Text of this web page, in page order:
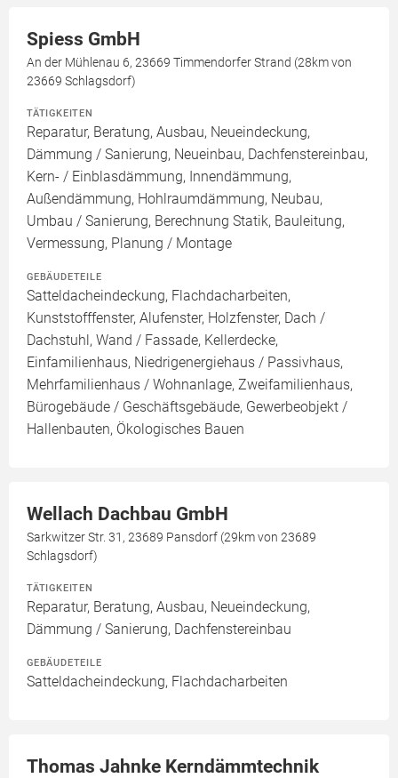
Spiess GmbH
An der Mühlenau 6, 23669 Timmendorfer Strand (28km von
23669 Schlagsdorf)
TÄTIGKEITEN
Reparatur, Beratung, Ausbau, Neueindeckung,
Dämmung / Sanierung, Neueinbau, Dachfenstereinbau,
Kern- / Einblasdämmung, Innendämmung,
Außendämmung, Hohlraumdämmung, Neubau,
Umbau / Sanierung, Berechnung Statik, Bauleitung,
Vermessung, Planung / Montage
GEBÄUDETEILE
Satteldacheindeckung, Flachdacharbeiten,
Kunststofffenster, Alufenster, Holzfenster, Dach /
Dachstuhl, Wand / Fassade, Kellerdecke,
Einfamilienhaus, Niedrigenergiehaus / Passivhaus,
Mehrfamilienhaus / Wohnanlage, Zweifamilienhaus,
Bürogebäude / Geschäftsgebäude, Gewerbeobjekt /
Hallenbauten, Ökologisches Bauen
Wellach Dachbau GmbH
Sarkwitzer Str. 31, 23689 Pansdorf (29km von 23689
Schlagsdorf)
TÄTIGKEITEN
Reparatur, Beratung, Ausbau, Neueindeckung,
Dämmung / Sanierung, Dachfenstereinbau
GEBÄUDETEILE
Satteldacheindeckung, Flachdacharbeiten
Thomas Jahnke Kerndämmtechnik